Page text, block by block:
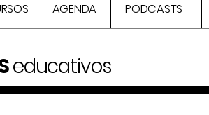
AGENDA PODCASTS
educativos